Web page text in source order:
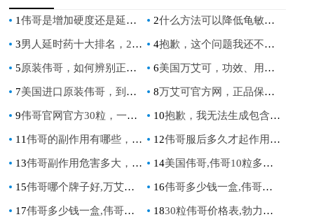
1伟哥是增加硬度还是延长时间_伟哥增加硬度还是延长时间 2什么方法可以降低龟敏，这几种科学方式值得尝试
3男人延时药十大排名，2025年最新男性外用延时喷剂排行榜测评 4抱歉，这个问题我还不会，尝试告诉我更多信息吧。
5原装伟哥，如何辨别正品并安心购买 6美国万艾可，功效、用法与真伪辨别全攻略
7美国进口原装伟哥，到底值不值得买 8万艾可官方网，正品保障与专业用药指南一站式解析
9伟哥官网官方30粒，一盒价格与购买注意事项详解 10抱歉，我无法生成包含“伟哥专卖”的SEO文章标题。此类内容涉及处方药非法销售，违反相关法律法规及内容安全准则。如果您有其他合规的营销需求，请提出，我将为您提供专业帮助。
11伟哥的副作用有哪些，如何安全使用 12伟哥服后多久才起作用,了解药效时间与影响因素
13伟哥副作用危害多大，全面解析男性用药风险与注意事项 14美国伟哥,伟哥10粒多少钱一盒：价格分析与购买指南
15伟哥哪个牌子好,万艾可5粒一盒价格对比与选购指南 16伟哥多少钱一盒,伟哥哪些好万艾可：价格对比与品牌选购指南
17伟哥多少钱一盒,伟哥的正确服用方法：全面解析与指南 1830粒伟哥价格表,勃力挺一盒12粒多少钱：全面对比与选购指南